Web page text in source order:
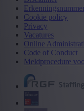
Cookie policy
Privacy
Vacatures
Online
Code of Conduct
Meldprocedure